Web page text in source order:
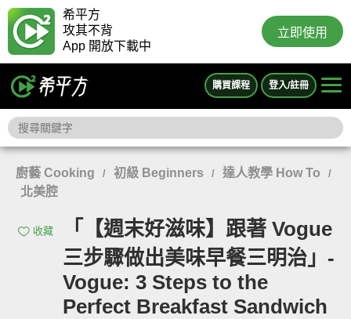
希平方
攻其不背
App 開放下載中
立即使用
購買課程 登入/註冊
廚藝 Cooking / 初級 Beginners / 達人教學 How To /
北美腔
收藏
「【週末好滋味】跟著 Vogue
三步驟做出美味早餐三明治」-
Vogue: 3 Steps to the
Perfect Breakfast Sandwich